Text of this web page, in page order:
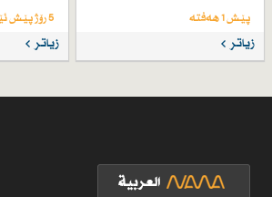
پێش 1 هەفتە
زیاتر
5 رۆژ پێش ئێستا
زیاتر